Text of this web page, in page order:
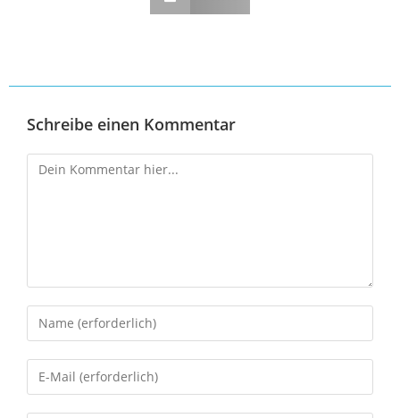
Schreibe einen Kommentar